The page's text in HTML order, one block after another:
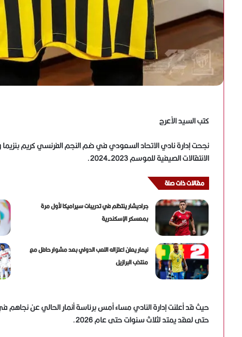
كتب السيد الأعرج
نجحت إدارة نادي الاتحاد السعودي في ضم النجم الفرنسي كريم
الانتقالات الصيفية للموسم 2023-2024.
مقالات ذات صلة
جراديشار ينتظم في تدريبات سيراميكا لأول مرة
بمعسكر الإسكندرية
نيمار يعلن اعتزاله اللعب الدولي بعد مشوار حافل مع
منتخب البرازيل
حيث قد أعلنت إدارة النادي مساء أمس برئاسة أنمار الحالي عن
حتى لعقد يمتد لثلاث سنوات حتى عام 2026.